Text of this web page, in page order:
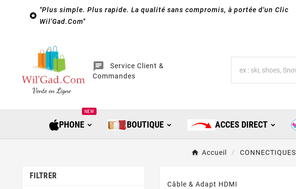

"Plus simple. Plus rapide. La qualité sans compromis, à portée d'un Clic
Wil'Gad.Com"
chat
Service Client &
Commandes
PHONE
NEW
BOUTIQUE ACCES DIRECT
Accueil CONNECTIQUES
FILTRER
Câble & Adapt HDMI